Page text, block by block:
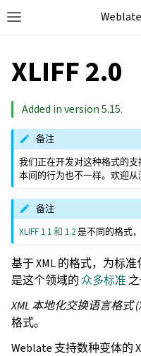
XLIFF 2.0
Added in version 5.15.
备注
我们正在开发对这种格式的
本间的行为也不一样。欢迎从
备注
XLIFF 1.1 和 1.2是不同的格式，
基于 XML 的格式，为标
是这个领域的 众多标准 之
XML 本地化交换语言格式
格式。
Weblate 支持数种变体的